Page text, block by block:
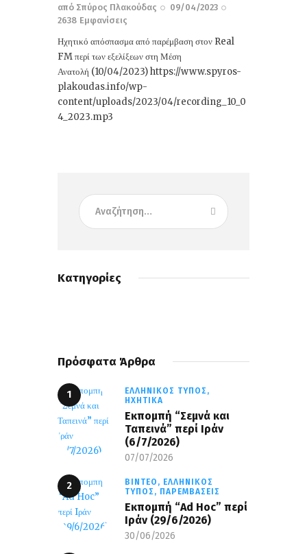
από Σπύρος Πλακούδας
09/04/2023
2638 Εμφανίσεις
Ηχητικό απόσπασμα από παρέμβαση στον Real
FM περί των εξελίξεων στη Μέση
Ανατολή (10/04/2023) https://www.spyros-
plakoudas.info/wp-
content/uploads/2023/04/recording_10_0
4_2023.mp3
Κατηγορίες
Πρόσφατα Άρθρα
ΕΛΛΗΝΙΚΌΣ ΤΎΠΟΣ,
ΗΧΗΤΙΚΆ
Εκπομπή “Σεμνά και
Ταπεινά” περί Ιράν
(6/7/2026)
07/07/2026
ΒΊΝΤΕΟ, ΕΛΛΗΝΙΚΌΣ
ΤΎΠΟΣ, ΠΑΡΕΜΒΆΣΕΙΣ
Εκπομπή “Ad Hoc” περί
Iράν (29/6/2026)
30/06/2026